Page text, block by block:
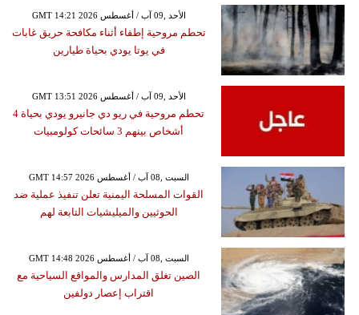
GMT 14:21 2026 الأحد ,09 آب / أغسطس
تحطم مروحية إطفاء أثناء مكافحة حريق غابات
في يوتا يودي بحياة طيارين
GMT 13:51 2026 الأحد ,09 آب / أغسطس
تحطم مروحية في ريو دي جانيرو يودي بحياة 4
أشخاص بينهم 3 سائحات كولومبيات
GMT 14:57 2026 السبت ,08 آب / أغسطس
القوات المسلحة اليمنية تعلن تنفيذ عملية ضد
الحوثيين والميليشيات التابعة لهم
GMT 14:48 2026 السبت ,08 آب / أغسطس
الصين تغلق المدارس والمواقع السياحية مع
اقتراب إعصار دولفين